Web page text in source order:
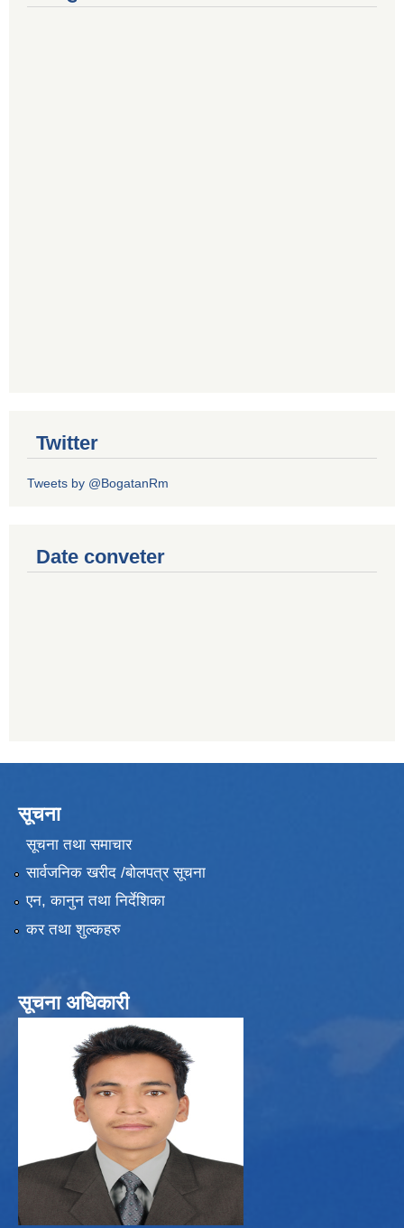
Twitter
Tweets by @BogatanRm
Date conveter
सूचना
सूचना तथा समाचार
सार्वजनिक खरीद /बोलपत्र सूचना
एन, कानुन तथा निर्देशिका
कर तथा शुल्कहरु
सूचना अधिकारी